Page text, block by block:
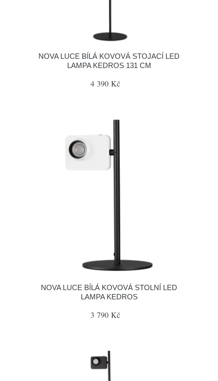
NOVA LUCE BÍLÁ KOVOVÁ STOJACÍ LED
LAMPA KEDROS 131 CM
4 390 Kč
NOVA LUCE BÍLÁ KOVOVÁ STOLNÍ LED
LAMPA KEDROS
3 790 Kč